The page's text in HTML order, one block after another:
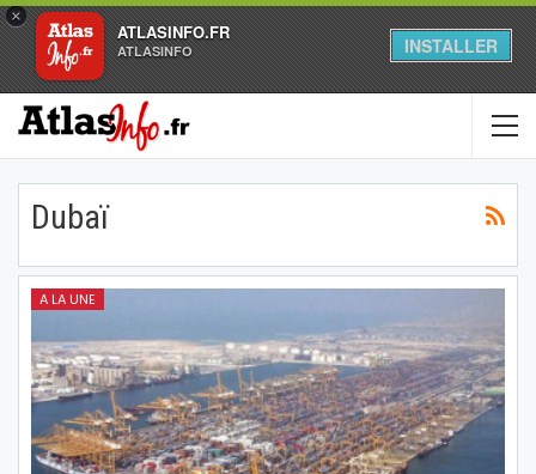
×
ATLASINFO.FR
ATLASINFO INSTALLER
Dubaï
A LA UNE